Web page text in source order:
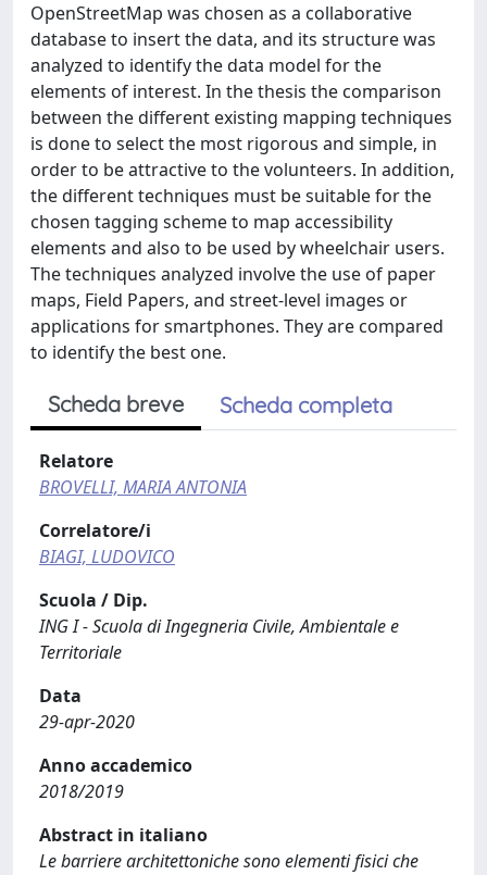
OpenStreetMap was chosen as a collaborative
database to insert the data, and its structure was
analyzed to identify the data model for the
elements of interest. In the thesis the comparison
between the different existing mapping techniques
is done to select the most rigorous and simple, in
order to be attractive to the volunteers. In addition,
the different techniques must be suitable for the
chosen tagging scheme to map accessibility
elements and also to be used by wheelchair users.
The techniques analyzed involve the use of paper
maps, Field Papers, and street-level images or
applications for smartphones. They are compared
to identify the best one.
Scheda breve Scheda completa
Relatore
BROVELLI, MARIA ANTONIA
Correlatore/i
BIAGI, LUDOVICO
Scuola / Dip.
ING I - Scuola di Ingegneria Civile, Ambientale e
Territoriale
Data
29-apr-2020
Anno accademico
2018/2019
Abstract in italiano
Le barriere architettoniche sono elementi fisici che